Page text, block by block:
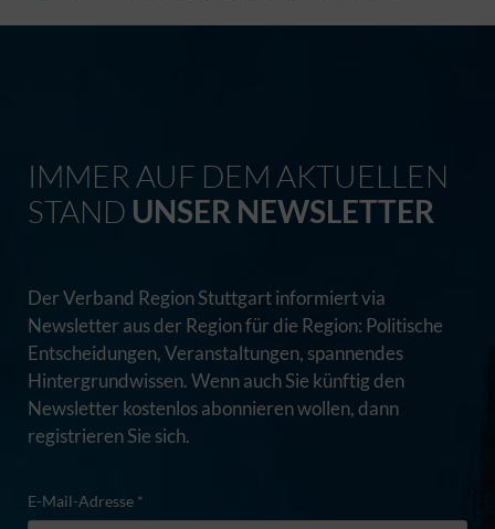
IMMER AUF DEM AKTUELLEN
STAND UNSER NEWSLETTER
Der Verband Region Stuttgart informiert via
Newsletter aus der Region für die Region: Politische
Entscheidungen, Veranstaltungen, spannendes
Hintergrundwissen. Wenn auch Sie künftig den
Newsletter kostenlos abonnieren wollen, dann
registrieren Sie sich.
E-Mail-Adresse *